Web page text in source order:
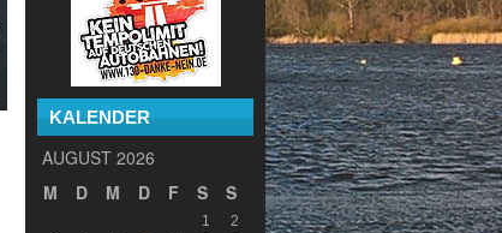
KALENDER
AUGUST 2026
M
D M D F S S
1
2